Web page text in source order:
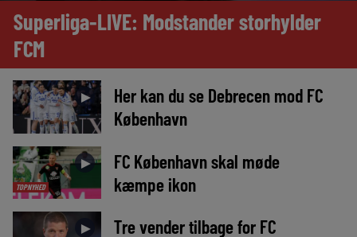
Superliga-LIVE: Modstander storhylder
FCM
►
Her kan du se Debrecen mod FC
København
TOPNYHED
►
FC København skal møde
kæmpe ikon
►
Tre vender tilbage for FC